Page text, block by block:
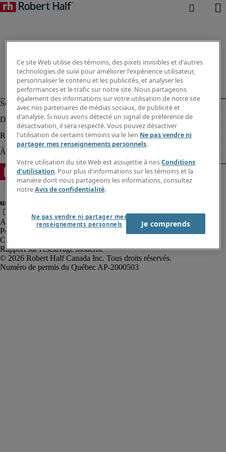
Alerte à la fraude
Politique de confidentialité
Conditions d’utilisation
Rapport sur l'esclavage moderne
Robert Half Canada Inc. Tous droits réservés.
Ce site Web utilise des témoins, des pixels invisibles et d'autres
technologies de suivi pour améliorer l'expérience utilisateur,
personnaliser le contenu et les publicités, et analyser les
performances et le trafic sur notre site. Nous partageons
également des informations sur votre utilisation de notre site
avec nos partenaires de médias sociaux, de publicité et
d'analyse. Si nous avons détecté un signal de préférence de
désactivation, il sera respecté. Vous pouvez désactiver
l'utilisation de certains témoins via le lien Ne pas vendre ni
partager mes renseignements personnels.
Votre utilisation du site Web est assujettie à nosConditions
d'utilisation. Pour plus d'informations sur les témoins et la
manière dont nous partageons les informations, consultez
notreAvis de confidentialité.
Ne pas vendre ni partager mes
renseignements personnels
Je comprends